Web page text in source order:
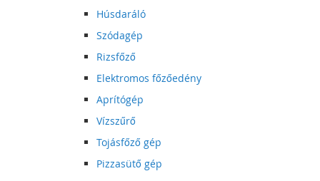
Húsdaráló
Szódagép
Rizsfőző
Elektromos főzőedény
Aprítógép
Vízszűrő
Tojásfőző gép
Pizzasütő gép